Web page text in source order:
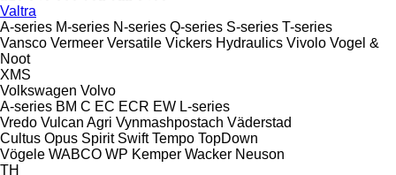
Valtra
A-series M-series N-series Q-series S-series T-series
Vansco Vermeer Versatile Vickers Hydraulics Vivolo Vogel &
Noot
XMS
Volkswagen Volvo
A-series BM C EC ECR EW L-series
Vredo Vulcan Agri Vynmashpostach Väderstad
Cultus Opus Spirit Swift Tempo TopDown
Vögele WABCO WP Kemper Wacker Neuson
TH